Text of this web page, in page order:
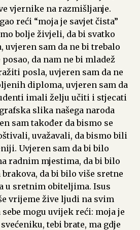
vjernike na razmišljanje.
reći “moja je savjet čista”
bolje živjeli, da bi svatko
uvjeren sam da ne bi trebalo
posao, da nam ne bi mladež
posla, uvjeren sam da ne
diploma, uvjeren sam da
imali želju učiti i stjecati
slika našega naroda
sam također da bismo se
uvažavali, da bismo bili
Uvjeren sam da bi bilo
radnim mjestima, da bi bilo
da bi bilo više sretne
u sretnim obiteljima. Isus
vrijeme žive ljudi na svim
mogu uvijek reći: moja je
tebi brate, ma gdje